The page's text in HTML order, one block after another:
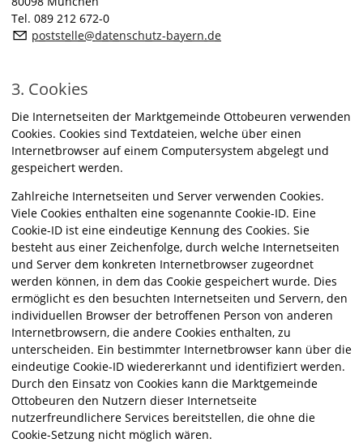
Tel. 089 212 672-0
p stst ll d t nsch tz-b y rn d
3. Cookies
Die Internetseiten der Marktgemeinde Ottobeuren verwenden
Cookies. Cookies sind Textdateien, welche über einen
Internetbrowser auf einem Computersystem abgelegt und
gespeichert werden.
Zahlreiche Internetseiten und Server verwenden Cookies.
Viele Cookies enthalten eine sogenannte Cookie-ID. Eine
Cookie-ID ist eine eindeutige Kennung des Cookies. Sie
besteht aus einer Zeichenfolge, durch welche Internetseiten
und Server dem konkreten Internetbrowser zugeordnet
werden können, in dem das Cookie gespeichert wurde. Dies
ermöglicht es den besuchten Internetseiten und Servern, den
individuellen Browser der betroffenen Person von anderen
Internetbrowsern, die andere Cookies enthalten, zu
unterscheiden. Ein bestimmter Internetbrowser kann über die
eindeutige Cookie-ID wiedererkannt und identifiziert werden.
Durch den Einsatz von Cookies kann die Marktgemeinde
Ottobeuren den Nutzern dieser Internetseite
nutzerfreundlichere Services bereitstellen, die ohne die
Cookie-Setzung nicht möglich wären.